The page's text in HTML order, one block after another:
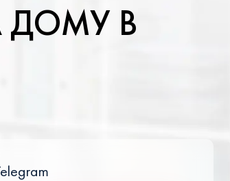
ДОМУ В